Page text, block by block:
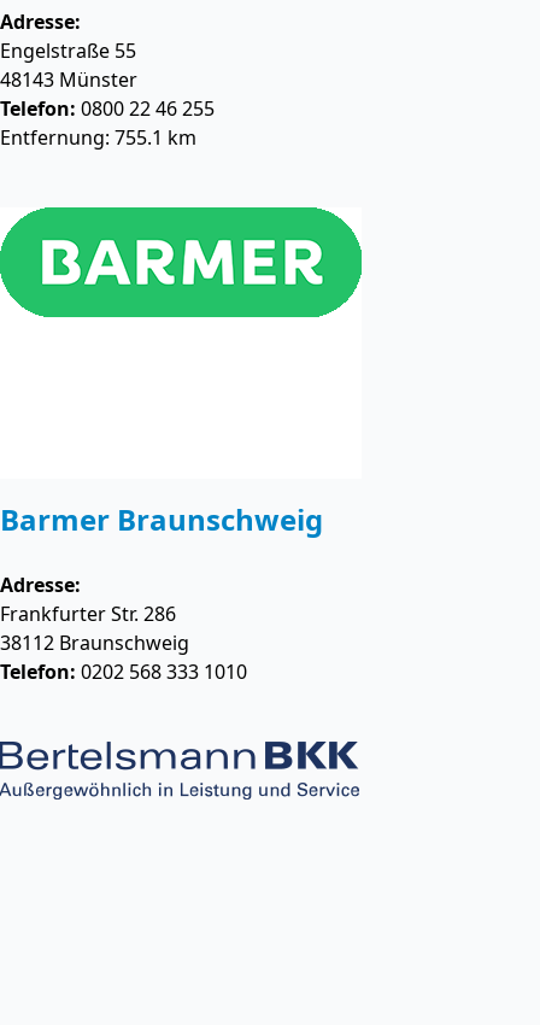
Adresse:
Engelstraße 55
48143 Münster
Telefon: 0800 22 46 255
Entfernung: 755.1 km
Barmer Braunschweig
Adresse:
Frankfurter Str. 286
38112 Braunschweig
Telefon: 0202 568 333 1010